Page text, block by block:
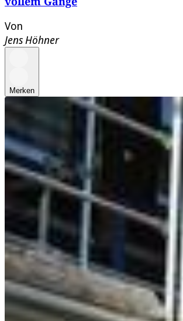
Von
Jens Höhner
Merken